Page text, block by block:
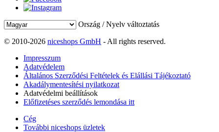
Ország / Nyelv változtatás
© 2010-2026 niceshops GmbH - All rights reserved.
Impresszum
Adatvédelem
Általános Szerződési Feltételek és Elállási Tájékoztató
Akadálymentesítési nyilatkozat
Adatvédelmi beállítások
Előfizetéses szerződés lemondása itt
Cég
További niceshops üzletek